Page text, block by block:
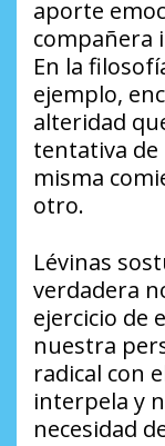
aporte
compañera
En la
ejemplo,
alteridad
tentativa de
misma
otro.
Lévinas
verdadera
ejercicio de
nuestra
radical con
interpela y
necesidad